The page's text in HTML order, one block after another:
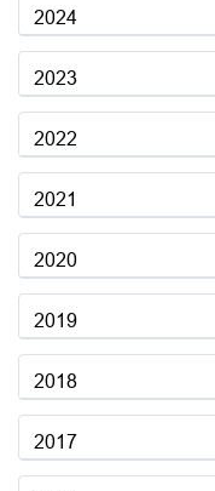
2024
2023
2022
2021
2020
2019
2018
2017